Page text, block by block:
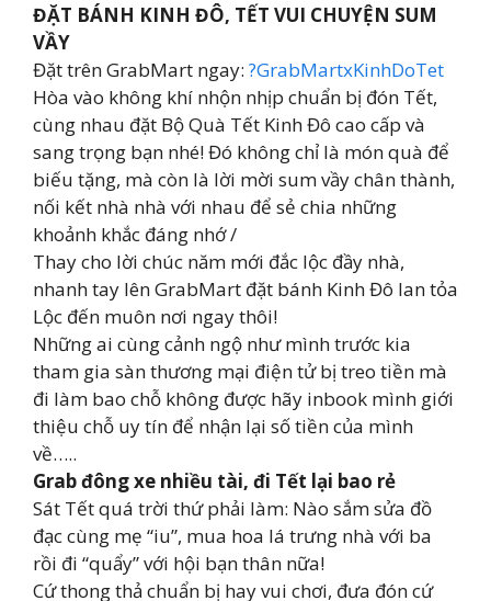
ĐẶT BÁNH KINH ĐÔ, TẾT VUI CHUYỆN SUM
VẦY
Đặt trên GrabMart ngay: ?GrabMartxKinhDoTet
Hòa vào không khí nhộn nhịp chuẩn bị đón Tết,
cùng nhau đặt Bộ Quà Tết Kinh Đô cao cấp và
sang trọng bạn nhé! Đó không chỉ là món quà để
biếu tặng, mà còn là lời mời sum vầy chân thành,
nối kết nhà nhà với nhau để sẻ chia những
khoảnh khắc đáng nhớ /
Thay cho lời chúc năm mới đắc lộc đầy nhà,
nhanh tay lên GrabMart đặt bánh Kinh Đô lan tỏa
Lộc đến muôn nơi ngay thôi!
Những ai cùng cảnh ngộ như mình trước kia
tham gia sàn thương mại điện tử bị treo tiền mà
đi làm bao chỗ không được hãy inbook mình giới
thiệu chỗ uy tín để nhận lại số tiền của mình
về…..
Grab đông xe nhiều tài, đi Tết lại bao rẻ
Sát Tết quá trời thứ phải làm: Nào sắm sửa đồ
đạc cùng mẹ “iu”, mua hoa lá trưng nhà với ba
rồi đi “quẩy” với hội bạn thân nữa!
Cứ thong thả chuẩn bị hay vui chơi, đưa đón cứ